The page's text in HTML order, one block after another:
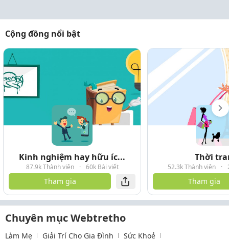
Cộng đồng nổi bật
Kinh nghiệm hay hữu íc...
87.9k Thành viên · 60k Bài viết
Tham gia
Thời
52.3k Thành viên ·
Tham gia
Chuyên mục Webtretho
Làm Mẹ Giải Trí Cho Gia Đình Sức Khoẻ